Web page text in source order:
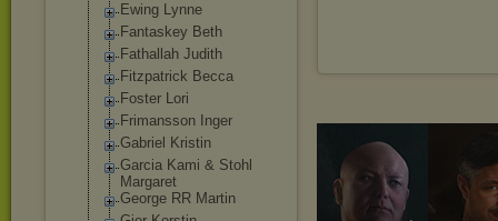
Ewing Lynne
Fantaskey Beth
Fathallah Judith
Fitzpatrick Becca
Foster Lori
Frimansson Inger
Gabriel Kristin
Garcia Kami & Stohl
Margaret
George RR Martin